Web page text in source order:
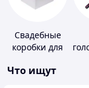
Свадебные
коробки для
Что ищут